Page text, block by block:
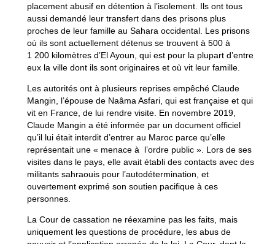
placement abusif en détention à l’isolement. Ils ont tous
aussi demandé leur transfert dans des prisons plus
proches de leur famille au Sahara occidental. Les prisons
où ils sont actuellement détenus se trouvent à 500 à
1 200 kilomètres d’El Ayoun, qui est pour la plupart d’entre
eux la ville dont ils sont originaires et où vit leur famille.
Les autorités ont à plusieurs reprises empêché Claude
Mangin, l’épouse de Naâma Asfari, qui est française et qui
vit en France, de lui rendre visite. En novembre 2019,
Claude Mangin a été informée par un document officiel
qu’il lui était interdit d’entrer au Maroc parce qu’elle
représentait une « menace à l’ordre public ». Lors de ses
visites dans le pays, elle avait établi des contacts avec des
militants sahraouis pour l’autodétermination, et
ouvertement exprimé son soutien pacifique à ces
personnes.
La Cour de cassation ne réexamine pas les faits, mais
uniquement les questions de procédure, les abus de